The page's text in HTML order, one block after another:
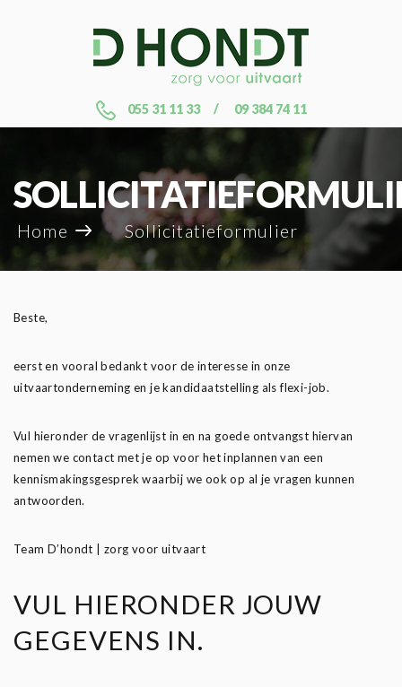
055 31 11 33 09 384 74 11
Home Sollicitatieformulier
Beste,
eerst en vooral bedankt voor de interesse in onze
uitvaartonderneming en je kandidaatstelling als flexi-job.
Vul hieronder de vragenlijst in en na goede ontvangst hiervan
nemen we contact met je op voor het inplannen van een
kennismakingsgesprek waarbij we ook op al je vragen kunnen
antwoorden.
Team D’hondt | zorg voor uitvaart
VUL HIERONDER JOUW
GEGEVENS IN.